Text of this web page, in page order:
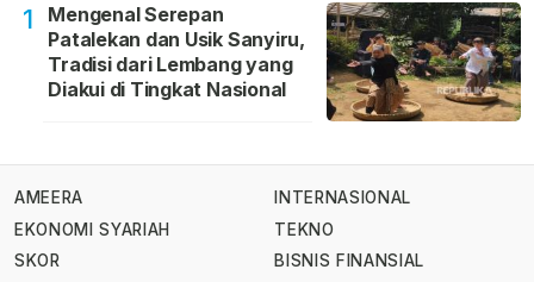
1
Mengenal Serepan
Patalekan dan Usik Sanyiru,
Tradisi dari Lembang yang
Diakui di Tingkat Nasional
AMEERA
EKONOMI SYARIAH
SKOR
INTERNASIONAL
TEKNO
BISNIS FINANSIAL